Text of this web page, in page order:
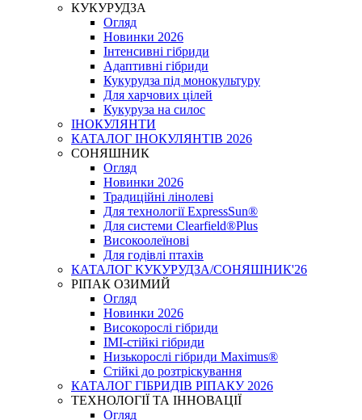
КУКУРУДЗА
Огляд
Новинки 2026
Інтенсивні гібриди
Адаптивні гібриди
Кукурудза під монокультуру
Для харчових цілей
Кукуруза на силос
ІНОКУЛЯНТИ
КАТАЛОГ ІНОКУЛЯНТІВ 2026
СОНЯШНИК
Огляд
Новинки 2026
Традиційні лінолеві
Для технології ExpressSun®
Для системи Clearfield®Plus
Високоолеїнові
Для годівлі птахів
КАТАЛОГ КУКУРУДЗА/СОНЯШНИК'26
РІПАК ОЗИМИЙ
Огляд
Новинки 2026
Високорослі гібриди
IMI-стійкі гібриди
Низькорослі гібриди Maximus®
Стійкі до розтріскування
КАТАЛОГ ГІБРИДІВ РІПАКУ 2026
ТЕХНОЛОГІЇ ТА ІННОВАЦІЇ
Огляд